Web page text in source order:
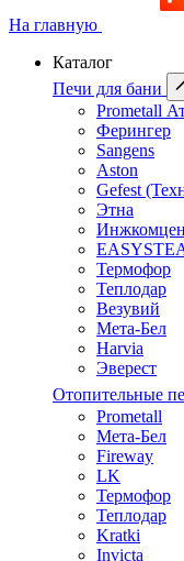
На главную
Каталог
Печи для бани
Prometall
Ферингер
Sangens
Aston
Gefest
Этна
Термофор
Теплодар
Везувий
Мета-Бел
Harvia
Эверест
Отопительные
Prometall
Мета-Бел
Fireway
LK
Термофор
Теплодар
Kratki
Invicta